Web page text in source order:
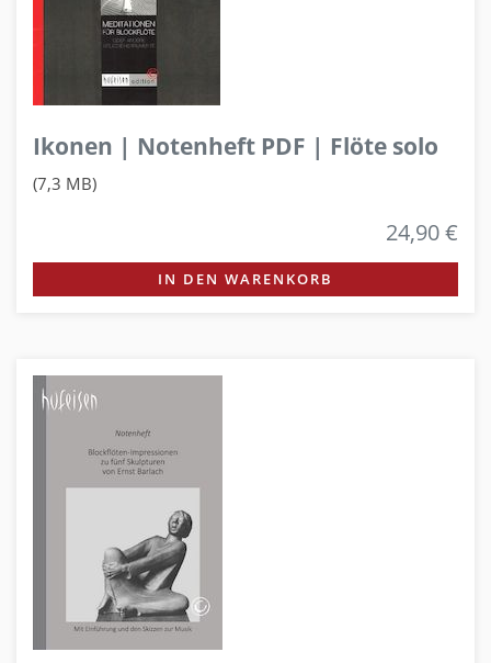
Ikonen | Notenheft PDF | Flöte solo
(7,3 MB)
24,90 €
IN DEN WARENKORB